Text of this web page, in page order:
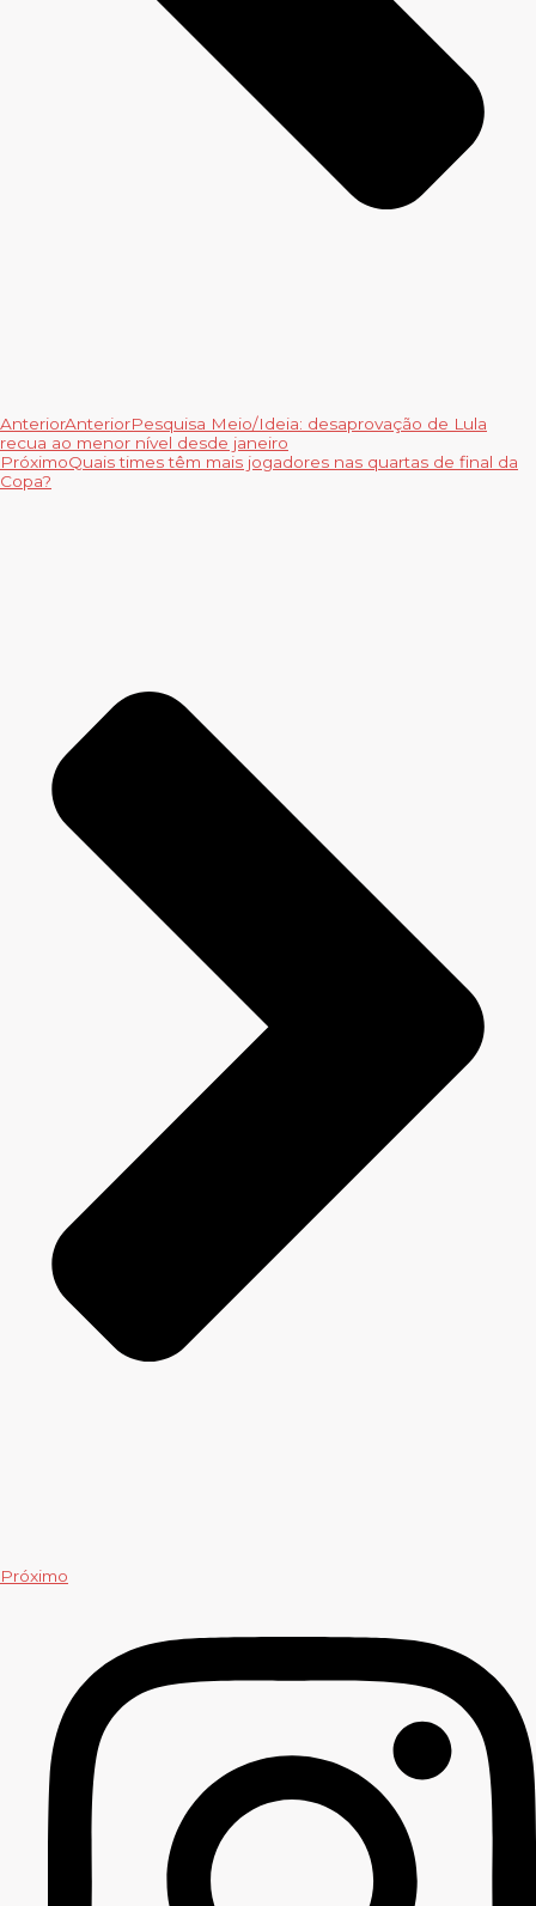
AnteriorAnteriorPesquisa Meio/Ideia: desaprovação de Lula
recua ao menor nível desde janeiro
PróximoQuais times têm mais jogadores nas quartas de final da
Copa?
Próximo